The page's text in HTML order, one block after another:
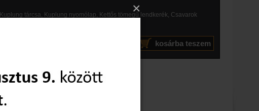
×
Kuplung tárcsa, Kuplung nyomólap, Kettős tömegű lendkerék, Csavarok
kosárba teszem